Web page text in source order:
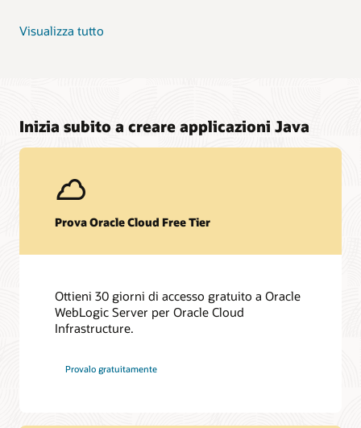
Visualizza tutto
Inizia subito a creare applicazioni Java
Prova Oracle Cloud Free Tier
Ottieni 30 giorni di accesso gratuito a Oracle
WebLogic Server per Oracle Cloud
Infrastructure.
Provalo gratuitamente